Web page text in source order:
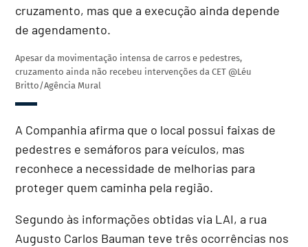
cruzamento, mas que a execução ainda depende
de agendamento.
Apesar da movimentação intensa de carros e pedestres,
cruzamento ainda não recebeu intervenções da CET @Léu
Britto/Agência Mural
A Companhia afirma que o local possui faixas de
pedestres e semáforos para veículos, mas
reconhece a necessidade de melhorias para
proteger quem caminha pela região.
Segundo às informações obtidas via LAI, a rua
Augusto Carlos Bauman teve três ocorrências nos